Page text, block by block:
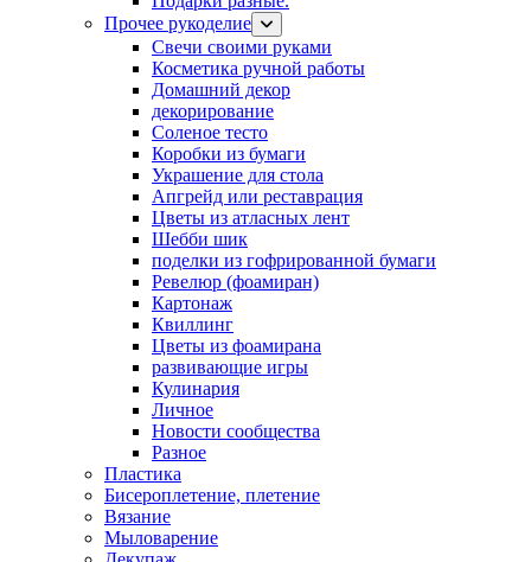
Прочее рукоделие
Свечи своими руками
Косметика ручной работы
Домашний декор
декорирование
Соленое тесто
Коробки из бумаги
Украшение для стола
Апгрейд или реставрация
Цветы из атласных лент
Шебби шик
поделки из гофрированной бумаги
Ревелюр (фоамиран)
Картонаж
Квиллинг
Цветы из фоамирана
развивающие игры
Кулинария
Личное
Новости сообщества
Разное
Пластика
Бисероплетение, плетение
Вязание
Мыловарение